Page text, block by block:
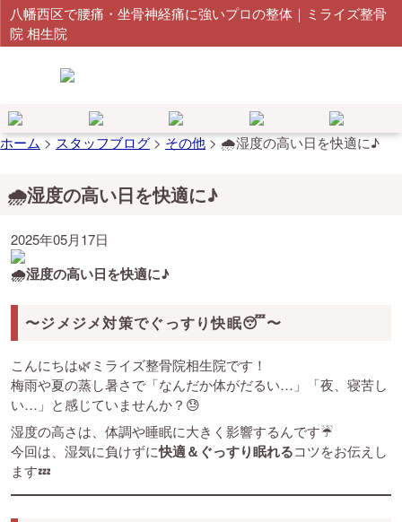
八幡西区で腰痛・坐骨神経痛に強いプロの整体｜ミライズ整骨
院 相生院
ホーム > スタッフブログ> その他 > 🌧️湿度の高い日を快適に♪
🌧️湿度の高い日を快適に♪
2025年05月17日
🌧️湿度の高い日を快適に♪
〜ジメジメ対策でぐっすり快眠😴〜
こんにちは🌿ミライズ整骨院相生院です！
梅雨や夏の蒸し暑さで「なんだか体がだるい…」「夜、寝苦し
い…」と感じていませんか？😓
湿度の高さは、体調や睡眠に大きく影響するんです☔
今回は、湿気に負けずに快適＆ぐっすり眠れるコツをお伝えし
ます💤